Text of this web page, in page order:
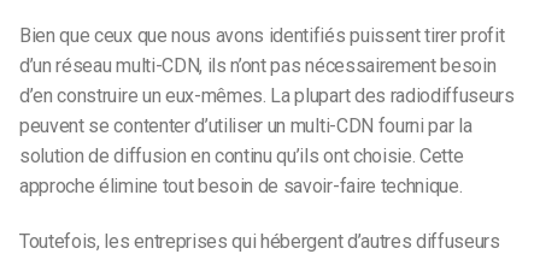
Bien que ceux que nous avons identifiés puissent tirer profit
d’un réseau multi-CDN, ils n’ont pas nécessairement besoin
d’en construire un eux-mêmes. La plupart des radiodiffuseurs
peuvent se contenter d’utiliser un multi-CDN fourni par la
solution de diffusion en continu qu’ils ont choisie. Cette
approche élimine tout besoin de savoir-faire technique.
Toutefois, les entreprises qui hébergent d’autres diffuseurs